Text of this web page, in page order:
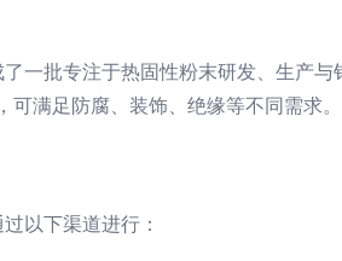
一批专注于热固性粉末研发、生产
满足防腐、装饰、绝缘等不同需求
以下渠道进行：